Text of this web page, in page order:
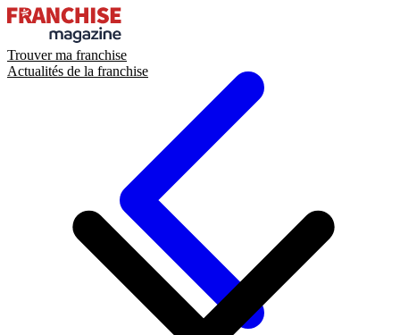
Trouver ma franchise
Actualités de la franchise